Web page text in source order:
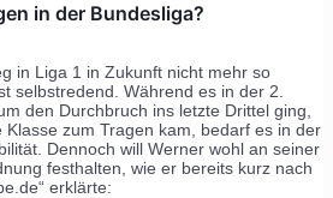
in der Bundesliga?
in Liga 1 in Zukunft nicht mehr so
selbstredend. Während es in der 2.
den Durchbruch ins letzte Drittel ging,
Klasse zum Tragen kam, bedarf es in der
Dennoch will Werner wohl an seiner
festhalten, wie er bereits kurz nach
erklärte: